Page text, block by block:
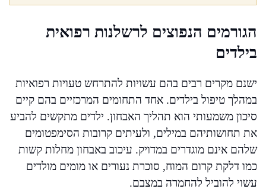
הגורמים הנפוצים לרשלנות רפואית
בילדים
ישנם מקרים רבים בהם עשויות להתרחש טעויות רפואיות
במהלך טיפול בילדים. אחד התחומים המרכזיים בהם קיים
סיכון משמעותי הוא תהליך האבחון. ילדים מתקשים להביע
את תחושותיהם במילים, ולעיתים קרובות הסימפטומים
שלהם אינם מוגדרים במדויק. עיכוב באבחון מחלות קשות
כמו דלקת קרום המוח, סוכרת נעורים או מומים מולדים
עשוי להוביל להחמרה במצבם.